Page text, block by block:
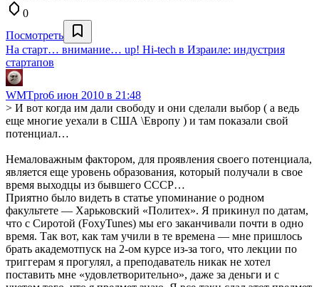
0
Посмотреть
На старт… внимание… up! Hi-tech в Израиле: индустрия
стартапов
WMTpro6 июн 2010 в 21:48
> И вот когда им дали свободу и они сделали выбор ( а ведь
еще многие уехали в США \Европу ) и там показали свой
потенциал…
Немаловажным фактором, для проявления своего потенциала,
является еще уровень образования, который получали в свое
время выходцы из бывшего СССР…
Приятно было видеть в статье упоминание о родном
факультете — Харьковский «Политех». Я прикинул по датам,
что с Сиротой (FoxyTunes) мы его заканчивали почти в одно
время. Так вот, как там учили в те времена — мне пришлось
брать академотпуск на 2-ом курсе из-за того, что лекции по
триггерам я прогулял, а преподаватель никак не хотел
поставить мне «удовлетворительно», даже за деньги и с